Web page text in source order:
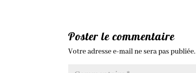
Poster le commentaire
Votre adresse e-mail ne sera pas publiée.